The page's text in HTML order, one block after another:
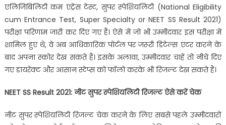
एलिजिबिलिटी कम एंट्रेंस टेस्ट, सुपर स्पेशियलिटी (National Eligibility
cum Entrance Test, Super Specialty or NEET SS Result 2021)
परीक्षा परिणाम जारी कर दिए गए हैं। ऐसे में जो भी उम्मीदवार इस परीक्षा में
शामिल हुए थे, वे अब आधिकारिक पोर्टल पर जरूरी डिटेल्स एंटर करने के
बाद अपना स्कोर देख सकते हैं। इसके अलावा, उम्मीदवार चाहें तो नीचे दिए
गए डायरेक्ट और आसान स्टेप्स को फॉलो करके भी रिजल्ट देख सकते हैं।
NEET SS Result 2021: नीट सुपर स्पेशियलिटी रिजल्ट ऐसे करें चेक
नीट सुपर स्पेशियलिटी रिजल्ट चेक करने के लिए सबसे पहले उम्मीदवारों